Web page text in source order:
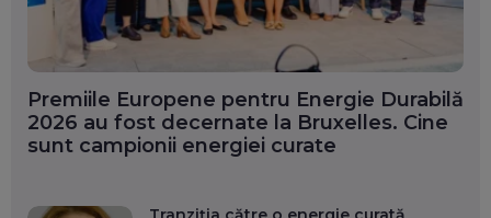
Premiile Europene pentru Energie Durabilă
2026 au fost decernate la Bruxelles. Cine
sunt campionii energiei curate